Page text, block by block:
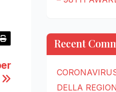
Recent
DELLA